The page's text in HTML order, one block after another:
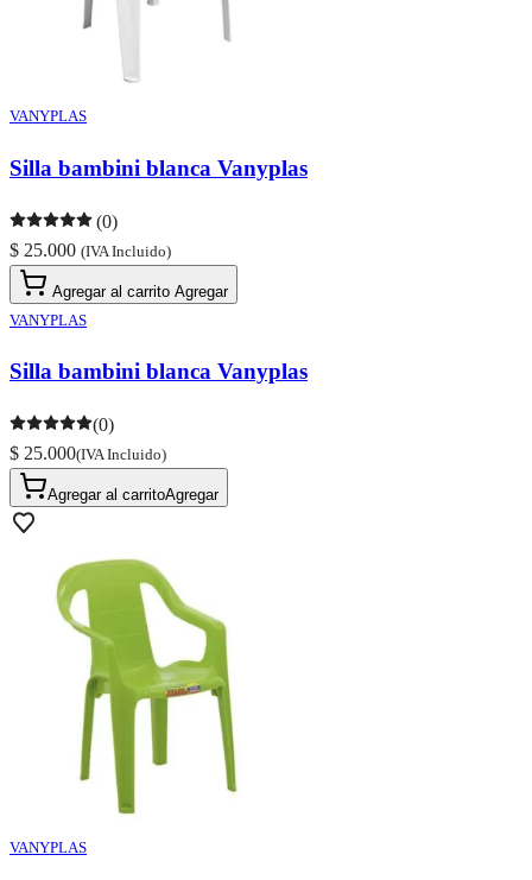
VANYPLAS
Silla bambini blanca Vanyplas
(0)
$ 25.000 (IVA Incluido)
Agregar al carrito Agregar
VANYPLAS
Silla bambini blanca Vanyplas
(0)
$ 25.000(IVA Incluido)
Agregar al carritoAgregar
VANYPLAS